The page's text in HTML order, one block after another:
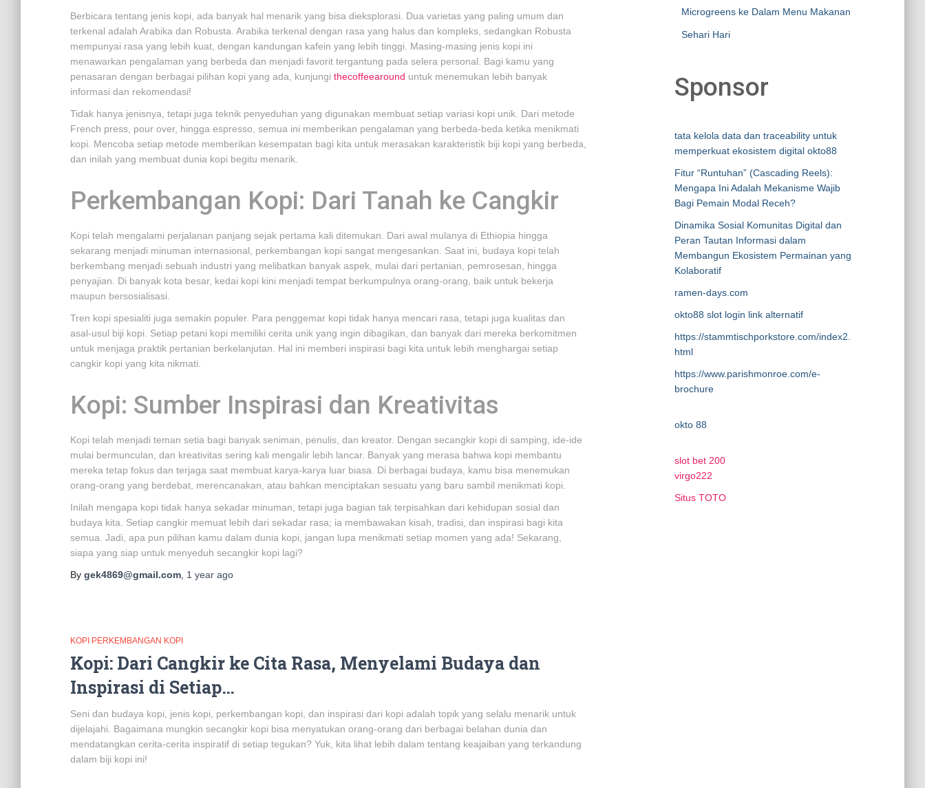
Berbicara tentang jenis kopi, ada banyak hal menarik yang bisa dieksplorasi. Dua varietas yang paling umum dan
terkenal adalah Arabika dan Robusta. Arabika terkenal dengan rasa yang halus dan kompleks, sedangkan Robusta
mempunyai rasa yang lebih kuat, dengan kandungan kafein yang lebih tinggi. Masing-masing jenis kopi ini
menawarkan pengalaman yang berbeda dan menjadi favorit tergantung pada selera personal. Bagi kamu yang
penasaran dengan berbagai pilihan kopi yang ada, kunjungi thecoffeearound untuk menemukan lebih banyak
informasi dan rekomendasi!
Tidak hanya jenisnya, tetapi juga teknik penyeduhan yang digunakan membuat setiap variasi kopi unik. Dari metode
French press, pour over, hingga espresso, semua ini memberikan pengalaman yang berbeda-beda ketika menikmati
kopi. Mencoba setiap metode memberikan kesempatan bagi kita untuk merasakan karakteristik biji kopi yang berbeda,
dan inilah yang membuat dunia kopi begitu menarik.
Perkembangan Kopi: Dari Tanah ke Cangkir
Kopi telah mengalami perjalanan panjang sejak pertama kali ditemukan. Dari awal mulanya di Ethiopia hingga
sekarang menjadi minuman internasional, perkembangan kopi sangat mengesankan. Saat ini, budaya kopi telah
berkembang menjadi sebuah industri yang melibatkan banyak aspek, mulai dari pertanian, pemrosesan, hingga
penyajian. Di banyak kota besar, kedai kopi kini menjadi tempat berkumpulnya orang-orang, baik untuk bekerja
maupun bersosialisasi.
Tren kopi spesialiti juga semakin populer. Para penggemar kopi tidak hanya mencari rasa, tetapi juga kualitas dan
asal-usul biji kopi. Setiap petani kopi memiliki cerita unik yang ingin dibagikan, dan banyak dari mereka berkomitmen
untuk menjaga praktik pertanian berkelanjutan. Hal ini memberi inspirasi bagi kita untuk lebih menghargai setiap
cangkir kopi yang kita nikmati.
Kopi: Sumber Inspirasi dan Kreativitas
Kopi telah menjadi teman setia bagi banyak seniman, penulis, dan kreator. Dengan secangkir kopi di samping, ide-ide
mulai bermunculan, dan kreativitas sering kali mengalir lebih lancar. Banyak yang merasa bahwa kopi membantu
mereka tetap fokus dan terjaga saat membuat karya-karya luar biasa. Di berbagai budaya, kamu bisa menemukan
orang-orang yang berdebat, merencanakan, atau bahkan menciptakan sesuatu yang baru sambil menikmati kopi.
Inilah mengapa kopi tidak hanya sekadar minuman, tetapi juga bagian tak terpisahkan dari kehidupan sosial dan
budaya kita. Setiap cangkir memuat lebih dari sekadar rasa; ia membawakan kisah, tradisi, dan inspirasi bagi kita
semua. Jadi, apa pun pilihan kamu dalam dunia kopi, jangan lupa menikmati setiap momen yang ada! Sekarang,
siapa yang siap untuk menyeduh secangkir kopi lagi?
By gek4869@gmail.com 1 year ago
KOPI PERKEMBANGAN KOPI
Kopi: Dari Cangkir ke Cita Rasa, Menyelami Budaya dan
Inspirasi di Setiap…
Seni dan budaya kopi, jenis kopi, perkembangan kopi, dan inspirasi dari kopi adalah topik yang selalu menarik untuk
dijelajahi. Bagaimana mungkin secangkir kopi bisa menyatukan orang-orang dari berbagai belahan dunia dan
mendatangkan cerita-cerita inspiratif di setiap tegukan? Yuk, kita lihat lebih dalam tentang keajaiban yang terkandung
dalam biji kopi ini!
Microgreens ke Dalam Menu Makanan
Sehari Hari
Sponsor
tata kelola data dan traceability untuk
memperkuat ekosistem digital okto88
Fitur “Runtuhan” (Cascading Reels):
Mengapa Ini Adalah Mekanisme Wajib
Bagi Pemain Modal Receh?
Dinamika Sosial Komunitas Digital dan
Peran Tautan Informasi dalam
Membangun Ekosistem Permainan yang
Kolaboratif
ramen-days.com
okto88 slot login link alternatif
https://stammtischporkstore.com/index2.
html
https://www.parishmonroe.com/e-
brochure
okto 88
slot bet 200
virgo222
Situs TOTO